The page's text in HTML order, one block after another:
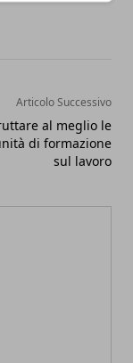
Articolo Successivo
al meglio le
di formazione
sul lavoro